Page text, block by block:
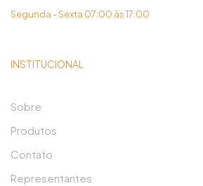
Segunda - Sexta 07:00 às 17:00
INSTITUCIONAL
Sobre
Produtos
Contato
Representantes